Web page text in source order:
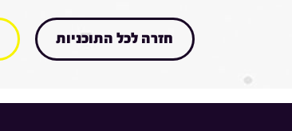
חזרה לכל התוכניות